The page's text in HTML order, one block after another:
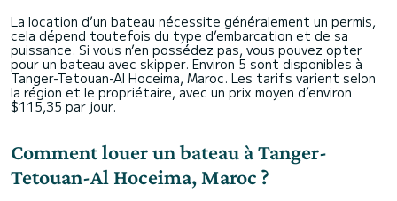
La location d’un bateau nécessite généralement un permis,
cela dépend toutefois du type d’embarcation et de sa
puissance. Si vous n’en possédez pas, vous pouvez opter
pour un bateau avec skipper. Environ 5 sont disponibles à
Tanger-Tetouan-Al Hoceima, Maroc. Les tarifs varient selon
la région et le propriétaire, avec un prix moyen d’environ
$115,35 par jour.
Comment louer un bateau à Tanger-
Tetouan-Al Hoceima, Maroc ?